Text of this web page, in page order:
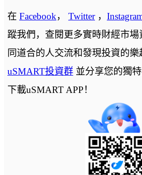
在 Facebook， Twitter，
蹤我們，查閱更多實時財經市
同道合的人交流和發現投資的樂
uSMART投資群並分享您的獨
下載uSMART APP！